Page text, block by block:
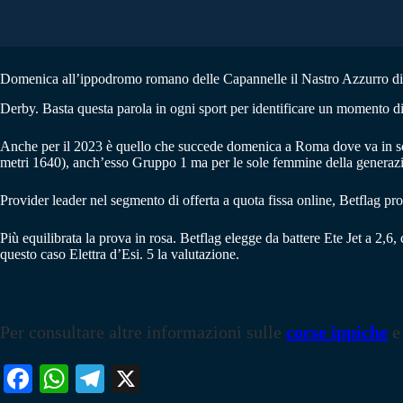
Domenica all’ippodromo romano delle Capannelle il Nastro Azzurro
Derby. Basta questa parola in ogni sport per identificare un momento
Anche per il 2023 è quello che succede domenica a Roma dove va
metri 1640), anch’esso Gruppo 1 ma per le sole femmine della
Provider leader nel segmento di offerta a quota fissa online, Betflag
Più equilibrata la prova in rosa. Betflag elegge da battere Ete Jet a
questo caso Elettra d’Esi. 5 la valutazione.
Per consultare altre informazioni sulle corse ippiche
Fa W
Te